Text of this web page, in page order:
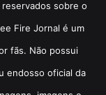
sobre o
Fire Jornal é um
fãs. Não possui
endosso oficial da